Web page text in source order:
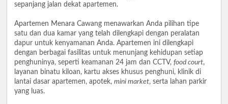
sepanjang jalan dekat apartemen.
Apartemen Menara Cawang menawarkan Anda pilihan tipe
satu dan dua kamar yang telah dilengkapi dengan peralatan
dapur untuk kenyamanan Anda. Apartemen ini dilengkapi
dengan berbagai fasilitas untuk menunjang kehidupan setiap
penghuninya, seperti keamanan 24 jam dan CCTV, food court,
layanan binatu kiloan, kartu akses khusus penghuni, klinik di
lantai dasar apartemen, apotek, mini market, serta lahan parkir
yang luas.